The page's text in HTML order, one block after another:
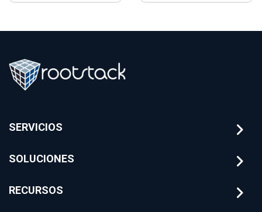
Colombia. Aprende
tecnología para
arquitectura y
riesgos
SERVICIOS
SOLUCIONES
RECURSOS